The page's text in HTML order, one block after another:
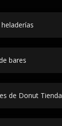
bares
de Donut Tienda